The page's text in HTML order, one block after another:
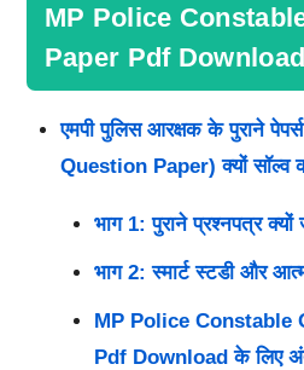
MP Police
Paper Pdf Download
एमपी पुलिस आरक्षक के पुराने
Question Paper) क्यों सॉल्व
भाग 1: पुराने प्रश्नपत्र
भाग 2: स्मार्ट स्टडी और
MP Police Constable
Pdf Download के लिए